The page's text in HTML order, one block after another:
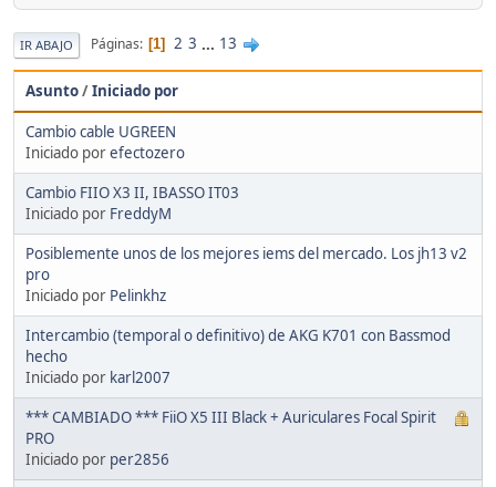
IR ABAJO Páginas 1 2 3 ... 13
Asunto/Iniciado por
Cambio cable UGREEN
Iniciado porefectozero
Cambio FIIO X3 II, IBASSO IT03
Iniciado por FreddyM
Posiblemente unos de los mejores iems del mercado. Los jh13 v2
pro
Iniciado por Pelinkhz
Intercambio (temporal o definitivo) de AKG K701 con Bassmod
hecho
Iniciado por karl2007
*** CAMBIADO *** FiiO X5 III Black + Auriculares Focal Spirit
PRO
Iniciado por per2856